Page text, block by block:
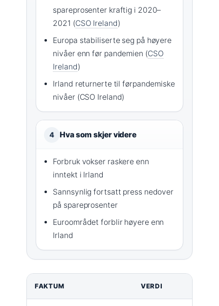
spareprosenter kraftig i 2020–
2021 (CSO Ireland)
Europa stabiliserte seg på høyere
nivåer enn før pandemien (CSO
Ireland)
Irland returnerte til førpandemiske
nivåer (CSO Ireland)
4 Hva som skjer videre
Forbruk vokser raskere enn
inntekt i Irland
Sannsynlig fortsatt press nedover
på spareprosenter
Euroområdet forblir høyere enn
Irland
FAKTUM VERDI